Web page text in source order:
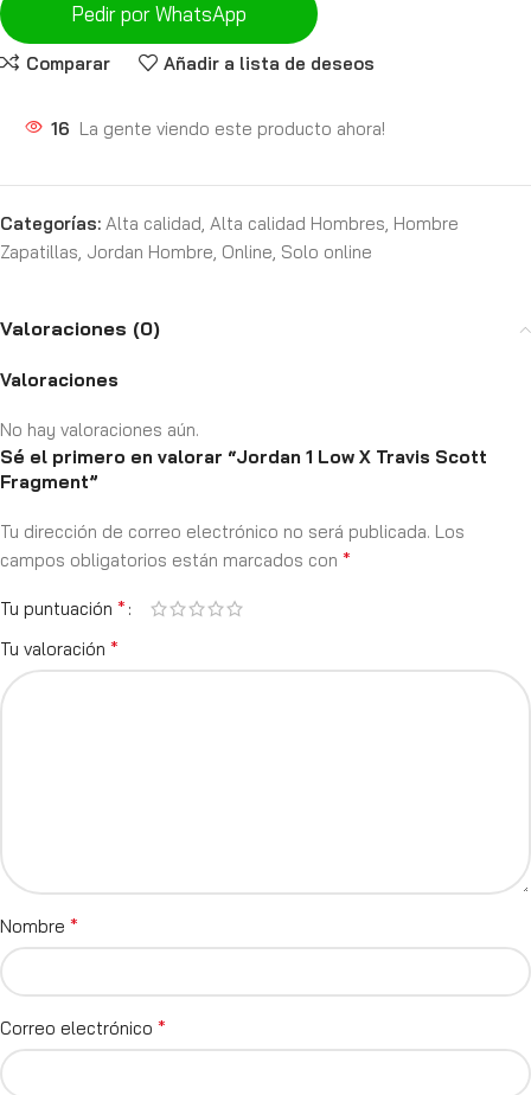
Pedir por WhatsApp
Comparar Añadir a lista de deseos
16 La gente viendo este producto ahora!
Categorías: Alta calidad, Alta calidad Hombres, Hombre
Zapatillas, Jordan Hombre, Online, Solo online
Valoraciones (0)
Valoraciones
No hay valoraciones aún.
Sé el primero en valorar “Jordan 1 Low X Travis Scott
Fragment”
Tu dirección de correo electrónico no será publicada. Los
campos obligatorios están marcados con *
Tu puntuación *
Tu valoración *
Nombre *
Correo electrónico *